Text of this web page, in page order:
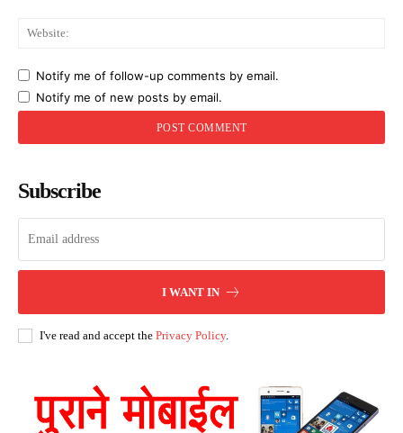
Notify me of follow-up comments by email.
Notify me of new posts by email.
Subscribe
I WANT IN
I've read and accept the Privacy Policy.